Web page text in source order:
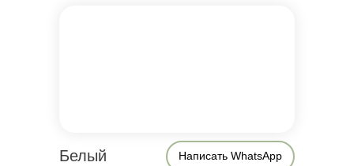
Белый Написать WhatsApp